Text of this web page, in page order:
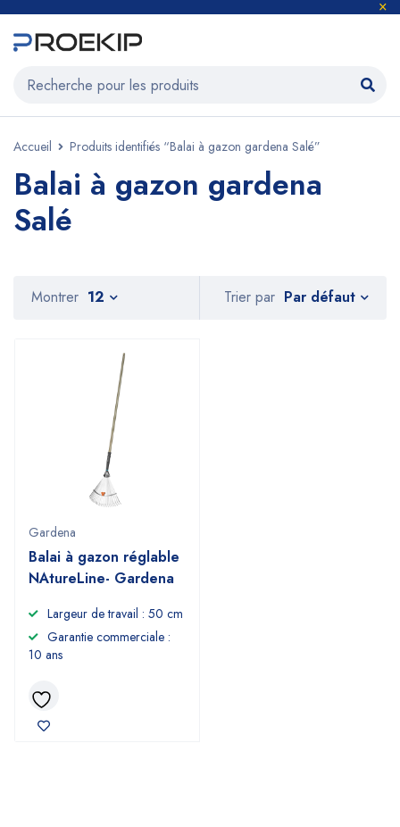
Accueil Produits identifiés “Balai à gazon gardena Salé”
Balai à gazon gardena
Salé
Trier par Par défaut
Montrer 12
Gardena
Balai à gazon réglable
NAtureLine- Gardena
Largeur de travail : 50 cm
Garantie commerciale :
10 ans